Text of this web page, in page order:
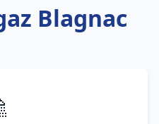
Blagnac